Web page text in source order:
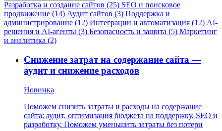
Разработка и создание сайтов (25) SEO и поисковое
продвижение (14) Аудит сайтов (3) Поддержка и
администрирование (12) Интеграции и автоматизация (12) AI-
решения и AI-агенты (3) Безопасность и защита (5) Маркетинг
и аналитика (2)
Снижение затрат на содержание сайта —
аудит и снижение расходов
Новинка
Поможем снизить затраты и расходы на содержание
сайта: аудит, оптимизация бюджета на поддержку, SEO и
разработку. Поможем уменьшить затраты без потери